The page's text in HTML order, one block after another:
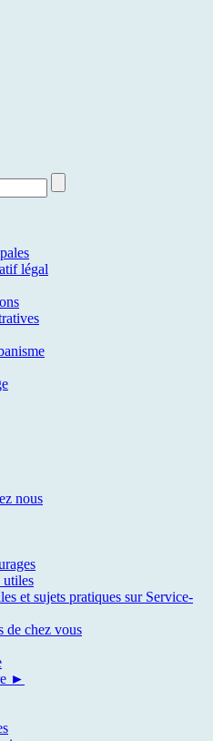
légal
nous
utiles
et sujets pratiques sur Service-
de chez vous
►